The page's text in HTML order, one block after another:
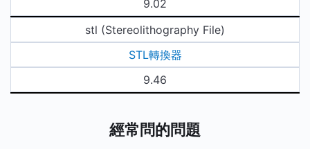
9.02
stl (Stereolithography File)
STL轉換器
9.46
經常問的問題